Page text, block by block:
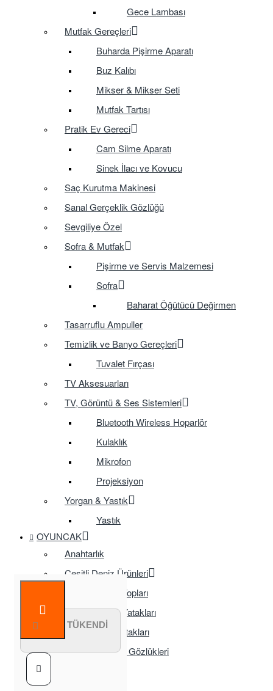
Gece Lambası
Mutfak Gereçleri
Buharda Pişirme Aparatı
Buz Kalıbı
Mikser & Mikser Seti
Mutfak Tartısı
Pratik Ev Gereci
Cam Silme Aparatı
Sinek İlacı ve Kovucu
Saç Kurutma Makinesi
Sanal Gerçeklik Gözlüğü
Sevgiliye Özel
Sofra & Mutfak
Pişirme ve Servis Malzemesi
Sofra
Baharat Öğütücü Değirmen
Tasarruflu Ampuller
Temizlik ve Banyo Gereçleri
Tuvalet Fırçası
TV Aksesuarları
TV, Görüntü & Ses Sistemleri
Bluetooth Wireless Hoparlör
Kulaklık
Mikrofon
Projeksiyon
Yorgan & Yastık
Yastık
OYUNCAK
Anahtarlık
Çeşitli Deniz Ürünleri
Deniz Topları
Deniz Yatakları
Sörf Yatakları
Yüzücü Gözlükleri
STOK TÜKENDİ